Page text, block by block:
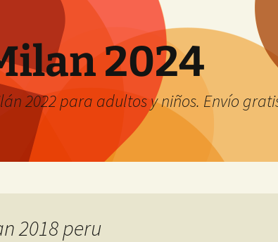
2024
2022 para adultos y niños. Envío
2018 peru